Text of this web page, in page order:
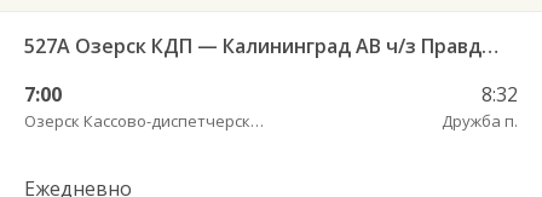
527А Озерск КДП — Калининград АВ ч/з Правдинск КДП
7:00
Озерск Кассово-диспетчерский пункт
8:32
Дружба п.
Ежедневно